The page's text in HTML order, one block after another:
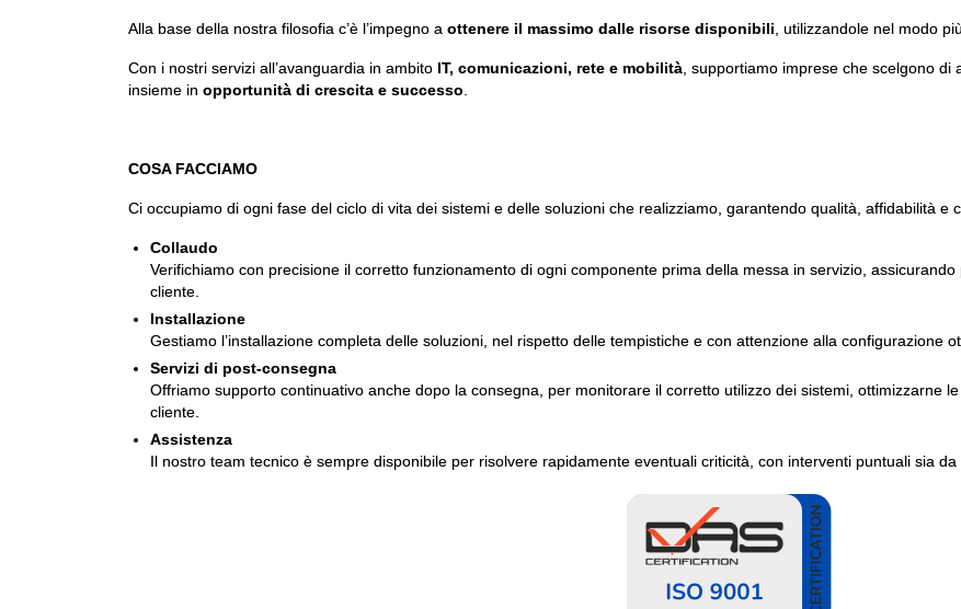
Alla base della nostra filosofia c’è l’impegno a ottenere il massimo dalle risorse disponibili, utilizzandole nel modo
Con i nostri servizi all’avanguardia in ambito IT, comunicazioni, rete e mobilità, supportiamo imprese che scelgono
insieme in opportunità di crescita e successo.
COSA FACCIAMO
Ci occupiamo di ogni fase del ciclo di vita dei sistemi e delle soluzioni che realizziamo, garantendo qualità, affidabilità e
Collaudo
Verifichiamo con precisione il corretto funzionamento di ogni componente prima della messa in servizio,
cliente.
Installazione
Gestiamo l’installazione completa delle soluzioni, nel rispetto delle tempistiche e con attenzione alla configurazione
Servizi di post-consegna
Offriamo supporto continuativo anche dopo la consegna, per monitorare il corretto utilizzo dei sistemi, ottimizzarne
cliente.
Assistenza
Il nostro team tecnico è sempre disponibile per risolvere rapidamente eventuali criticità, con interventi puntuali sia